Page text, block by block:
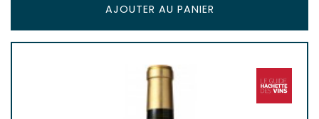
AJOUTER AU PANIER